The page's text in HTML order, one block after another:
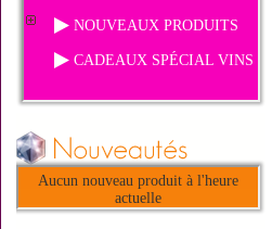
NOUVEAUX PRODUITS
CADEAUX SPÉCIAL VINS
Aucun nouveau produit à l'heure
actuelle